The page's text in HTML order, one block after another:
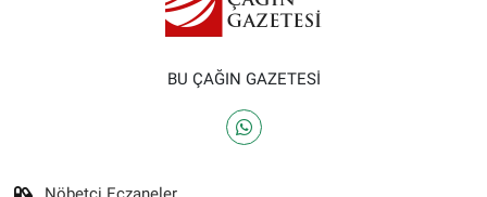
BU ÇAĞIN GAZETESİ